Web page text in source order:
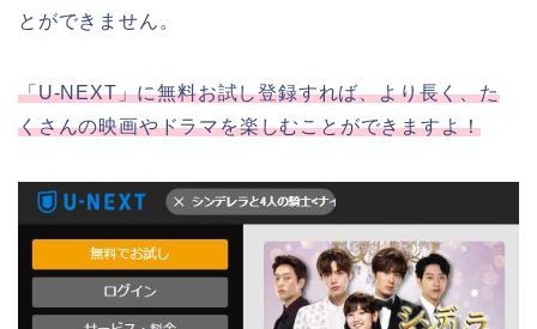
とができません。
「U-NEXT」に無料お試し登録すれば、より長く、た
くさんの映画やドラマを楽しむことができますよ！